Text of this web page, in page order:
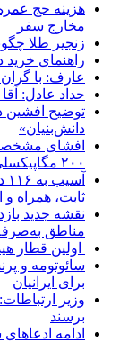
مخارج سفر
زنجیر طلا
راهنمای خرید
عارف: با
حداد عادل:
توضیح افشین
دانش‌بنیان»
۲۰۰ مگاپیکسلی و باتری ۷۰۰۰ میلی‌آمپری در راه است
ثابت، همراه
نقشه جدید
مناطق
اولین قطار
سائوتومه و
برای ایرانیان
وزیر
برسند
ادامه